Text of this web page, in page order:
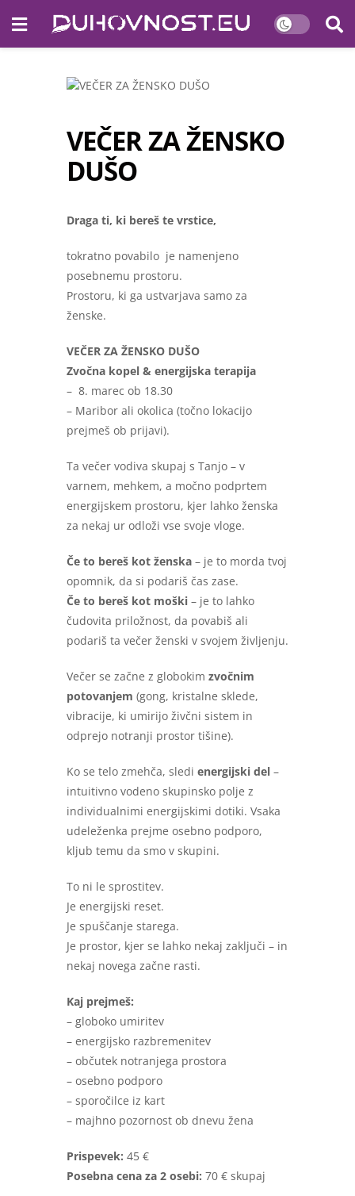
VEČER ZA ŽENSKO
DUŠO
Draga ti, ki bereš te vrstice,
tokratno povabilo je namenjeno
posebnemu prostoru.
Prostoru, ki ga ustvarjava samo za
ženske.
VEČER ZA ŽENSKO DUŠO
Zvočna kopel & energijska terapija
– 8. marec ob 18.30
– Maribor ali okolica (točno lokacijo
prejmeš ob prijavi).
Ta večer vodiva skupaj s Tanjo – v
varnem, mehkem, a močno podprtem
energijskem prostoru, kjer lahko ženska
za nekaj ur odloži vse svoje vloge.
Če to bereš kot ženska – je to morda tvoj
opomnik, da si podariš čas zase.
Če to bereš kot moški – je to lahko
čudovita priložnost, da povabiš ali
podariš ta večer ženski v svojem življenju.
Večer se začne z globokim zvočnim
potovanjem (gong, kristalne sklede,
vibracije, ki umirijo živčni sistem in
odprejo notranji prostor tišine).
Ko se telo zmehča, sledi energijski del –
intuitivno vodeno skupinsko polje z
individualnimi energijskimi dotiki. Vsaka
udeleženka prejme osebno podporo,
kljub temu da smo v skupini.
To ni le sprostitev.
Je energijski reset.
Je spuščanje starega.
Je prostor, kjer se lahko nekaj zaključi – in
nekaj novega začne rasti.
Kaj prejmeš:
– globoko umiritev
– energijsko razbremenitev
– občutek notranjega prostora
– osebno podporo
– sporočilce iz kart
– majhno pozornost ob dnevu žena
Prispevek: 45 €
Posebna cena za 2 osebi: 70 € skupaj